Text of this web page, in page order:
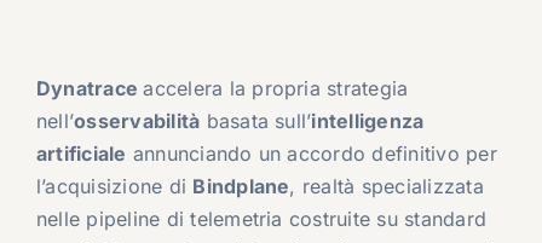
Dynatrace accelera la propria strategia
nell’osservabilità basata sull’intelligenza
artificiale annunciando un accordo definitivo per
l’acquisizione di Bindplane, realtà specializzata
nelle pipeline di telemetria costruite su standard